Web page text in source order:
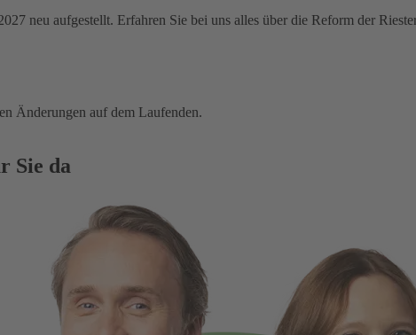
neu aufgestellt. Erfahren Sie bei uns alles über die Reform der
Änderungen auf dem Laufenden.
Sie da